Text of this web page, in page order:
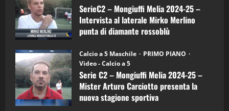
a
mister
Arturo
Carciotto
(Mongiuffi
SerieC2 – Mongiuffi Melia 2024-25 –
Intervista al laterale Mirko Merlino
punta di diamante rossoblù
Calcio a 5 Maschile
PRIMO PIANO
Video - Calcio a 5
Serie C2 – Mongiuffi Melia 2024-25 –
Mister Arturo Carciotto presenta la
nuova stagione sportiva
4 15/04/2026
5
“SportEmpire” in Podcast: 26^ Puntata
(Martedi 07 Aprile 2026)
08/04/2026